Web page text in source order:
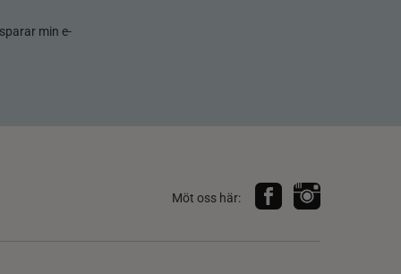
min e-
Möt oss här: